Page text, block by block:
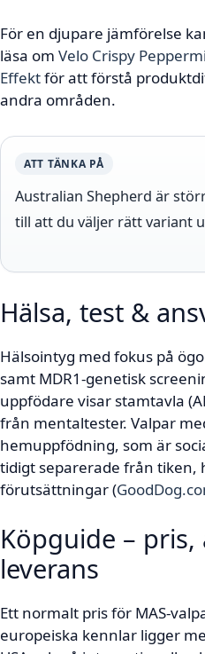
För en djupare jämförelse
läsa om Velo Crispy
Effektför att förstå
andra områden.
ATT TÄNKA PÅ
Australian Shepherd är
till att du väljer rätt variant
Hälsa, test &
Hälsointyg med fokus på
samt MDR1-genetisk
uppfödare visar stamtavla
från mentaltester. Valpar
hemuppfödning, som är
tidigt separerade från tiken,
förutsättningar (
Köpguide – pris,
leverans
Ett normalt pris för MAS-
europeiska kennlar ligger